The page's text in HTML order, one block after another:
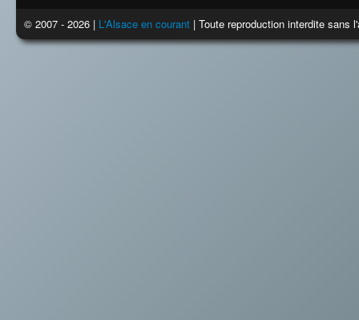
© 2007 - 2026 | L'Alsace en courant | Toute reproduction interdite sans